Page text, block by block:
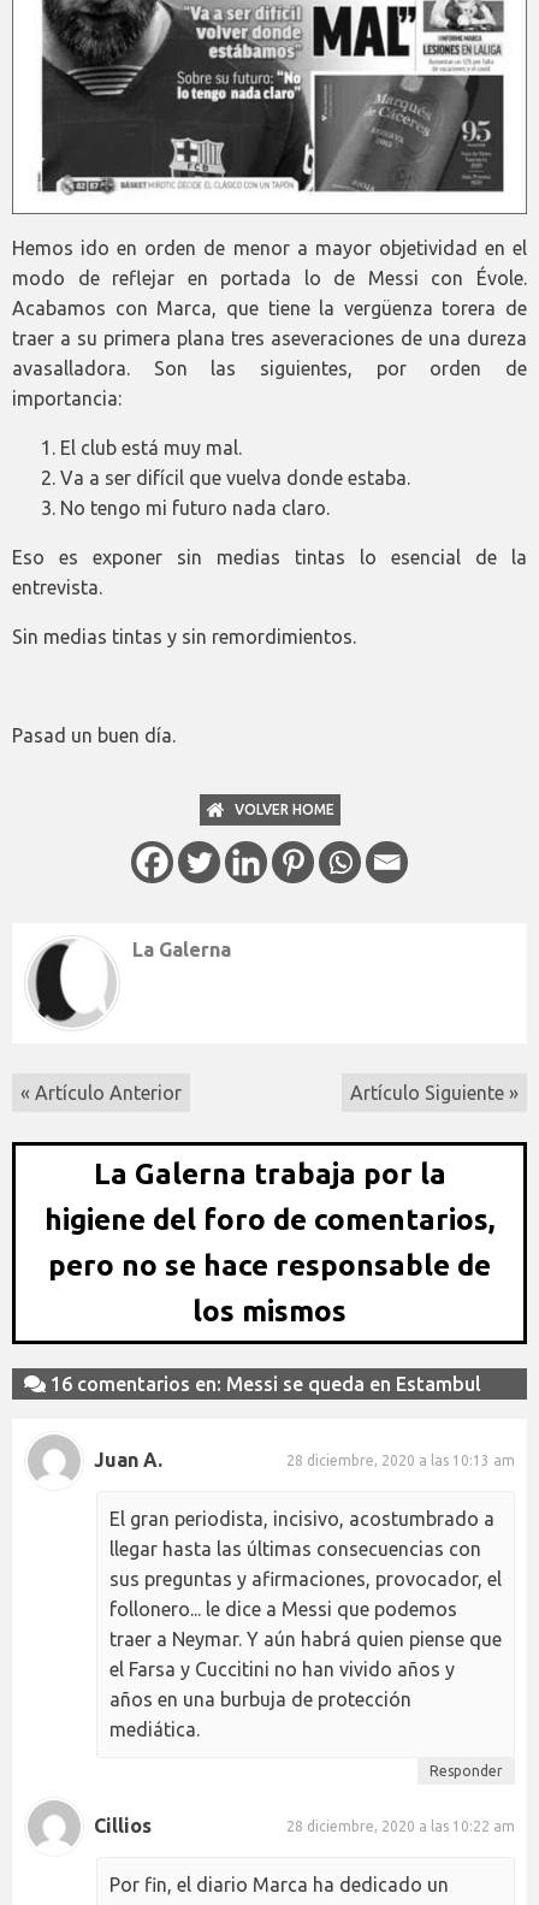
Hemos ido en orden de menor a mayor objetividad en el
modo de reflejar en portada lo de Messi con Évole.
Acabamos con Marca, que tiene la vergüenza torera de
traer a su primera plana tres aseveraciones de una dureza
avasalladora. Son las siguientes, por orden de
importancia:
El club está muy mal.
Va a ser difícil que vuelva donde estaba.
No tengo mi futuro nada claro.
Eso es exponer sin medias tintas lo esencial de la
entrevista.
Sin medias tintas y sin remordimientos.
Pasad un buen día.
VOLVER HOME
La Galerna
« Artículo Anterior Artículo Siguiente »
La Galerna trabaja por la
higiene del foro de comentarios,
pero no se hace responsable de
los mismos
16 comentarios en: Messi se queda en Estambul
Juan A. 28 diciembre, 2020 a las 10:13 am
El gran periodista, incisivo, acostumbrado a
llegar hasta las últimas consecuencias con
sus preguntas y afirmaciones, provocador, el
follonero... le dice a Messi que podemos
traer a Neymar. Y aún habrá quien piense que
el Farsa y Cuccitini no han vivido años y
años en una burbuja de protección
mediática.
Responder
Cillios 28 diciembre, 2020 a las 10:22 am
Por fin, el diario Marca ha dedicado un